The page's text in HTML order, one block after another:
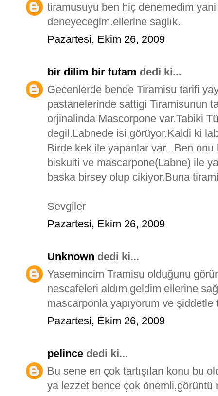
tiramusuyu ben hiç denemedim
deneyecegim.ellerine saglık.
Pazartesi, Ekim 26, 2009
bir dilim bir tutam dedi ki...
Gecenlerde bende Tiramisu tarifi
pastanelerinde sattigi Tiramisunun
orjinalinda Mascorpone var.Tabiki
degil.Labnede isi görüyor.Kaldi ki
Birde kek ile yapanlar var...Ben
biskuiti ve mascarpone(Labne) ile
baska birsey olup cikiyor.Buna
Sevgiler
Pazartesi, Ekim 26, 2009
Unknown dedi ki...
Yasemincim Tramisu olduğunu
nescafeleri aldım geldim ellerine
mascarponla yapıyorum ve
Pazartesi, Ekim 26, 2009
pelince dedi ki...
Bu sene en çok tartışılan konu bu
ya lezzet bence çok